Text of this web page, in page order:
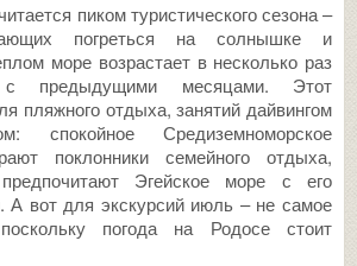
пиком туристического сезона –
погреться на солнышке и
море возрастает в несколько раз
предыдущими месяцами. Этот
пляжного отдыха, занятий дайвингом
спокойное Средиземноморское
поклонники семейного отдыха,
Эгейское море с его
А вот для экскурсий июль – не самое
погода на Родосе стоит